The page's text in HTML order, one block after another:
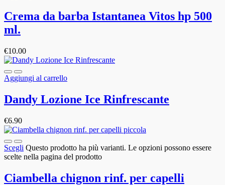
Crema da barba Istantanea Vitos hp 500
ml.
€10.00
Aggiungi al carrello
Dandy Lozione Ice Rinfrescante
€6.90
Scegli Questo prodotto ha più varianti. Le opzioni possono essere
scelte nella pagina del prodotto
Ciambella chignon rinf. per capelli